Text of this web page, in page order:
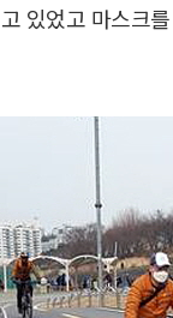
있었고 마스크